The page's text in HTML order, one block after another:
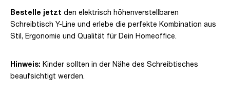
Bestelle jetzt den elektrisch höhenverstellbaren
Schreibtisch Y-Line und erlebe die perfekte Kombination aus
Stil, Ergonomie und Qualität für Dein Homeoffice.
Hinweis: Kinder sollten in der Nähe des Schreibtisches
beaufsichtigt werden.